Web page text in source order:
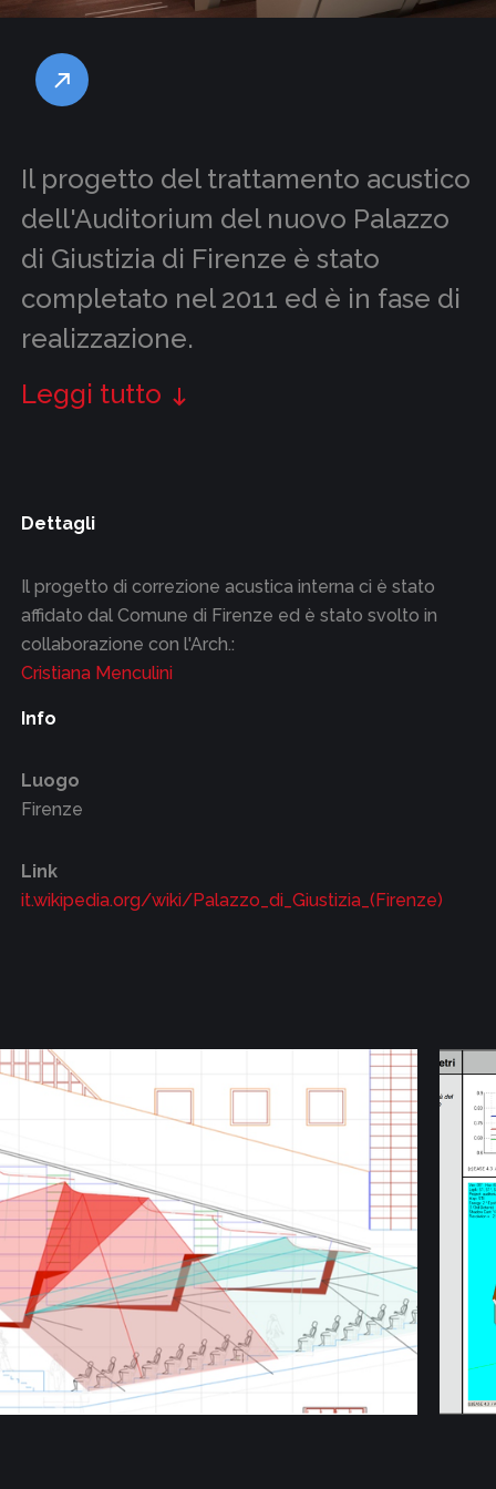
Il progetto del trattamento acustico
dell'Auditorium del nuovo Palazzo
di Giustizia di Firenze è stato
completato nel 2011 ed è in fase di
realizzazione.
Leggi tutto
Dettagli
Il progetto di correzione acustica interna ci è stato
affidato dal Comune di Firenze ed è stato svolto in
collaborazione con l'Arch.:
Cristiana Menculini
Info
Luogo
Firenze
Link
it.wikipedia.org/wiki/Palazzo_di_Giustizia_(Firenze)